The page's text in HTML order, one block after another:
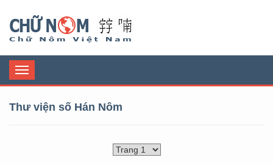
Toggle
navigation
Thư viện số Hán Nôm